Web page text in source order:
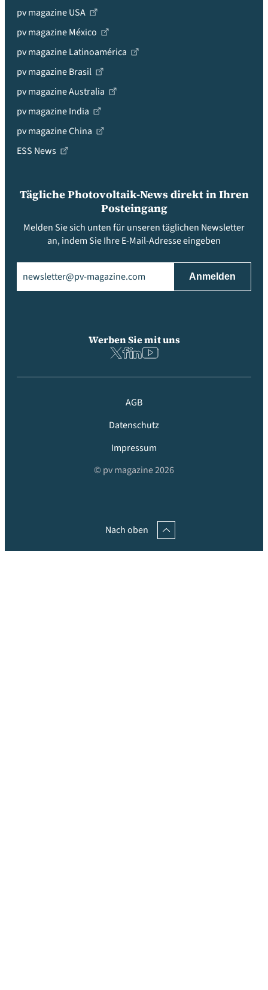
pv magazine USA
pv magazine México
pv magazine Latinoamérica
pv magazine Brasil
pv magazine Australia
pv magazine India
pv magazine China
ESS News
Tägliche Photovoltaik-News direkt in Ihren
Posteingang
Melden Sie sich unten für unseren täglichen Newsletter
an, indem Sie Ihre E-Mail-Adresse eingeben
Werben Sie mit uns
AGB
Datenschutz
Impressum
© pv magazine 2026
Nach oben